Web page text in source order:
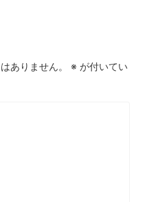
ありません。 ※ が付いてい